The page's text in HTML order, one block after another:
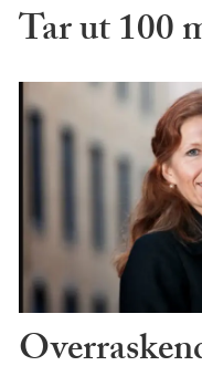
Tar ut 100